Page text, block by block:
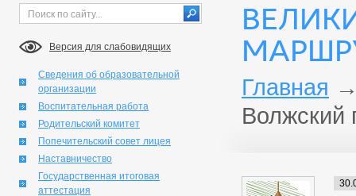
Версия для слабовидящих
Сведения об образовательной
организации
Воспитательная работа
Родительский комитет
Попечительский совет лицея
Наставничество
Государственная итоговая
аттестация
Главная
Волжский